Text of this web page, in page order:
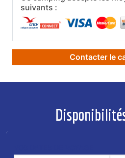
suivants :
Contacter le